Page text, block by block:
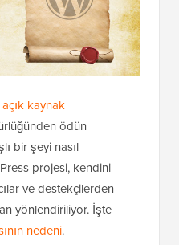
açık kaynak
ödün
bir şeyi nasıl
projesi, kendini
ve destekçilerden
yönlendiriliyor. İşte
nedeni.